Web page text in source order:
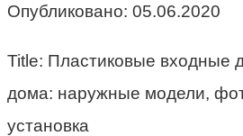
Опубликовано: 05.06.2020
Title: Пластиковые входные
дома: наружные модели,
установка